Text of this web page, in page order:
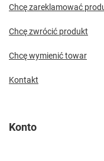
Chcę zareklamować
Chcę zwrócić produkt
Chcę wymienić towar
Kontakt
Konto